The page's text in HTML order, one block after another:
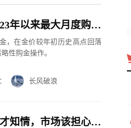
中国央行大购金力度，创下2023年以来最大月度购金规模
，在金价较年初历史高点回落
性购金操作。
长风破浪
美日联合干预，欧洲央行事后才知情，市场该担心什么？